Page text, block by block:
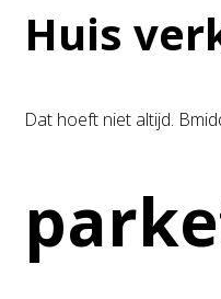
Huis
Dat hoeft niet altijd.